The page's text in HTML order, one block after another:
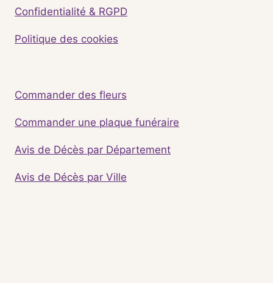
Confidentialité & RGPD
Politique des cookies
Commander des fleurs
Commander une plaque funéraire
Avis de Décès par Département
Avis de Décès par Ville